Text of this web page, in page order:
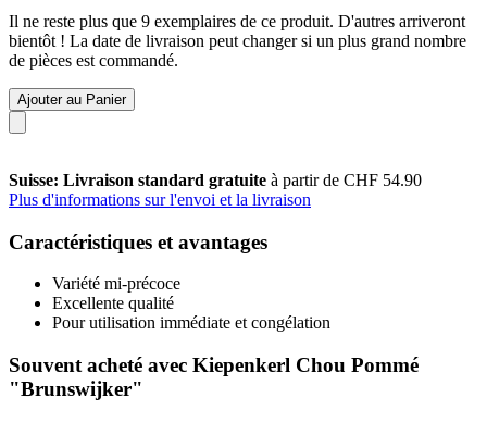
Il ne reste plus que 9 exemplaires de ce produit. D'autres arriveront
bientôt ! La date de livraison peut changer si un plus grand nombre
de pièces est commandé.
Ajouter au Panier
Suisse: Livraison standard gratuite à partir de CHF 54.90
Plus d'informations sur l'envoi et la livraison
Caractéristiques et avantages
Variété mi-précoce
Excellente qualité
Pour utilisation immédiate et congélation
Souvent acheté avec Kiepenkerl Chou Pommé
"Brunswijker"